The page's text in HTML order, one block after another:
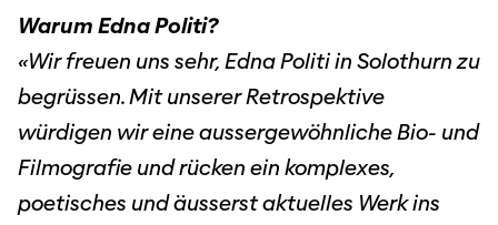
Warum Edna Politi?
«Wir freuen uns sehr, Edna Politi in Solothurn zu
begrüssen. Mit unserer Retrospektive
würdigen wir eine aussergewöhnliche Bio- und
Filmografie und rücken ein komplexes,
poetisches und äusserst aktuelles Werk ins